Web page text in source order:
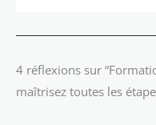
4 réflexions sur
maîtrisez toutes les